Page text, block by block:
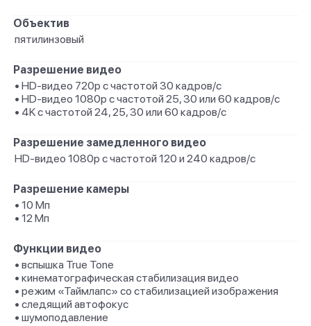
Объектив
пятилинзовый
Разрешение видео
• HD-видео 720p с частотой 30 кадров/ с
• HD-видео 1080p с частотой 25, 30 или 60 кадров/ с
• 4K с частотой 24, 25, 30 или 60 кадров/ с
Разрешение замедленного видео
HD-видео 1080р с частотой 120 и 240 кадров/ с
Разрешение камеры
• 10 Мп
• 12 Мп
Функции видео
• вспышка True Tone
• кинематографическая стабилизация видео
• режим «Таймлапс» со стабили­зацией изображения
• следящий автофокус
• шумоподавление